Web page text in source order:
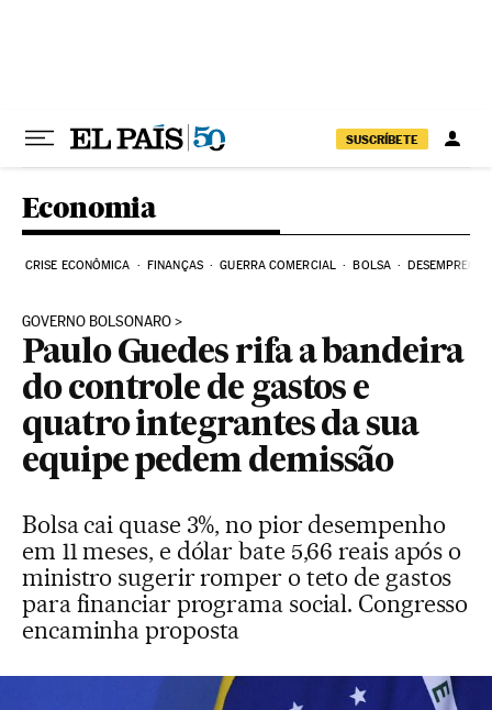
SUSCRÍBETE
Economia
CRISE ECONÔMICA FINANÇAS GUERRA COMERCIAL BOLSA DESEMPREGO
GOVERNO BOLSONARO
Paulo Guedes rifa a bandeira
do controle de gastos e
quatro integrantes da sua
equipe pedem demissão
Bolsa cai quase 3%, no pior desempenho
em 11 meses, e dólar bate 5,66 reais após o
ministro sugerir romper o teto de gastos
para financiar programa social. Congresso
encaminha proposta